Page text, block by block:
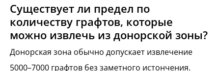
Существует ли предел по
количеству графтов, которые
можно извлечь из донорской зоны?
Донорская зона обычно допускает извлечение
5000–7000 графтов без заметного истончения.